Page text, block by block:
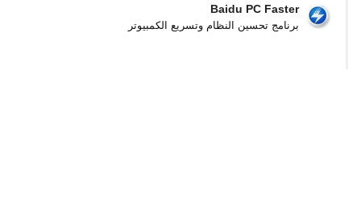
Baidu PC Faster
برنامج تحسين النظام وتسريع الكمبيوتر